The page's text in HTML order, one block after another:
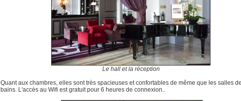
Le hall et la réception
Quant aux chambres, elles sont très spacieuses et confortables de même que les salles
bains. L'accès au Wifi est gratuit pour 6 heures de connexion..